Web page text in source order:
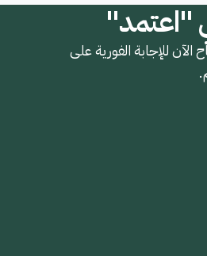
"اعتمد"
للإجابة الفورية على